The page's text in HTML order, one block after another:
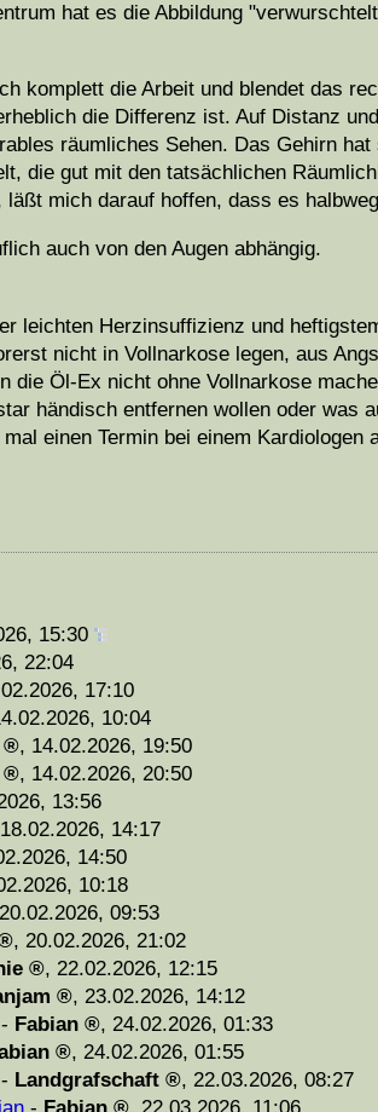
hat es die Abbildung
komplett die Arbeit und blendet das
die Differenz ist. Auf Distanz
räumliches Sehen. Das Gehirn
die gut mit den tatsächlichen
mich darauf hoffen, dass es
auch von den Augen abhängig.
leichten Herzinsuffizienz und
nicht in Vollnarkose legen, aus
die Öl-Ex nicht ohne Vollnarkose
händisch entfernen wollen oder was
einen Termin bei einem Kardiologen
15:30
22:04
17:10
10:04
, 14.02.2026, 19:50
, 14.02.2026, 20:50
13:56
18.02.2026, 14:17
14:50
10:18
20.02.2026, 09:53
, 20.02.2026, 21:02
, 22.02.2026, 12:15
, 23.02.2026, 14:12
- Fabian , 24.02.2026, 01:33
, 24.02.2026, 01:55
- Landgrafschaft , 22.03.2026, 08:27
- Fabian , 22.03.2026, 11:06